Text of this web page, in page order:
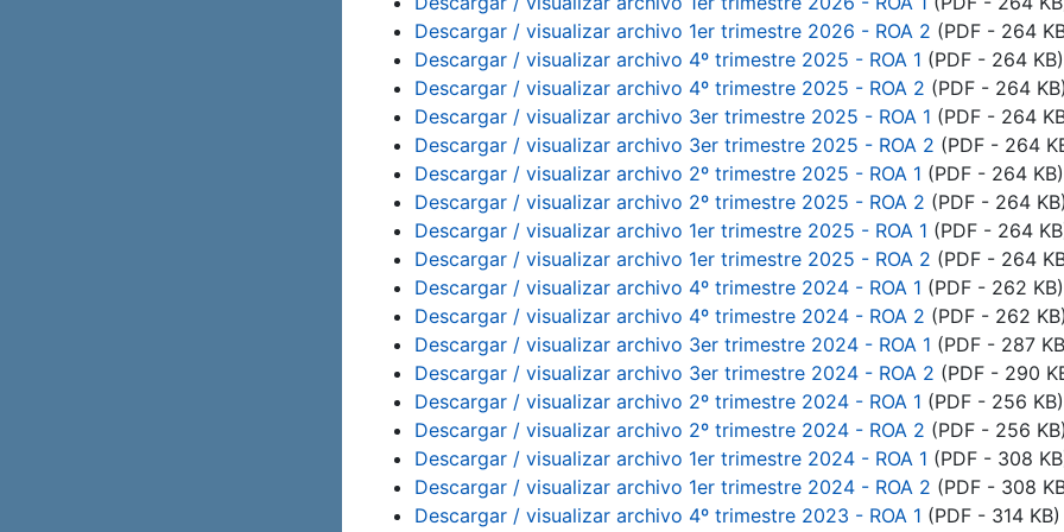
Descargar / visualizar archivo 1er trimestre 2026 - ROA 2 (PDF - 264
Descargar / visualizar archivo 4º trimestre 2025 - ROA 1 (PDF - 264 KB)
Descargar / visualizar archivo 4º trimestre 2025 - ROA 2 (PDF - 264 KB)
Descargar / visualizar archivo 3er trimestre 2025 - ROA 1 (PDF - 264
Descargar / visualizar archivo 3er trimestre 2025 - ROA 2 (PDF - 264
Descargar / visualizar archivo 2º trimestre 2025 - ROA 1 (PDF - 264 KB)
Descargar / visualizar archivo 2º trimestre 2025 - ROA 2 (PDF - 264 KB)
Descargar / visualizar archivo 1er trimestre 2025 - ROA 1 (PDF - 264
Descargar / visualizar archivo 1er trimestre 2025 - ROA 2 (PDF - 264
Descargar / visualizar archivo 4º trimestre 2024 - ROA 1 (PDF - 262 KB)
Descargar / visualizar archivo 4º trimestre 2024 - ROA 2 (PDF - 262 KB)
Descargar / visualizar archivo 3er trimestre 2024 - ROA 1 (PDF - 287
Descargar / visualizar archivo 3er trimestre 2024 - ROA 2 (PDF - 290
Descargar / visualizar archivo 2º trimestre 2024 - ROA 1 (PDF - 256 KB)
Descargar / visualizar archivo 2º trimestre 2024 - ROA 2 (PDF - 256 KB)
Descargar / visualizar archivo 1er trimestre 2024 - ROA 1 (PDF - 308
Descargar / visualizar archivo 1er trimestre 2024 - ROA 2 (PDF - 308
Descargar / visualizar archivo 4º trimestre 2023 - ROA 1 (PDF - 314 KB)